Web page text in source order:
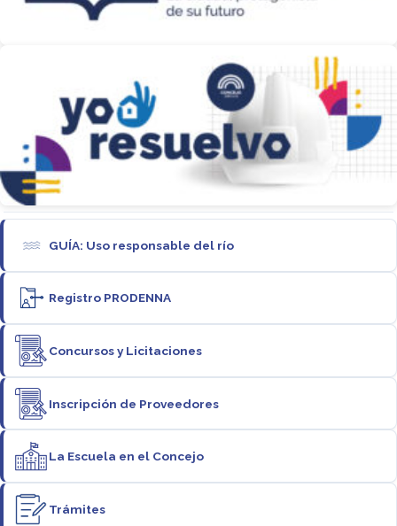
GUÍA: Uso responsable del río
Registro PRODENNA
Concursos y Licitaciones
Inscripción de Proveedores
La Escuela en el Concejo
Trámites